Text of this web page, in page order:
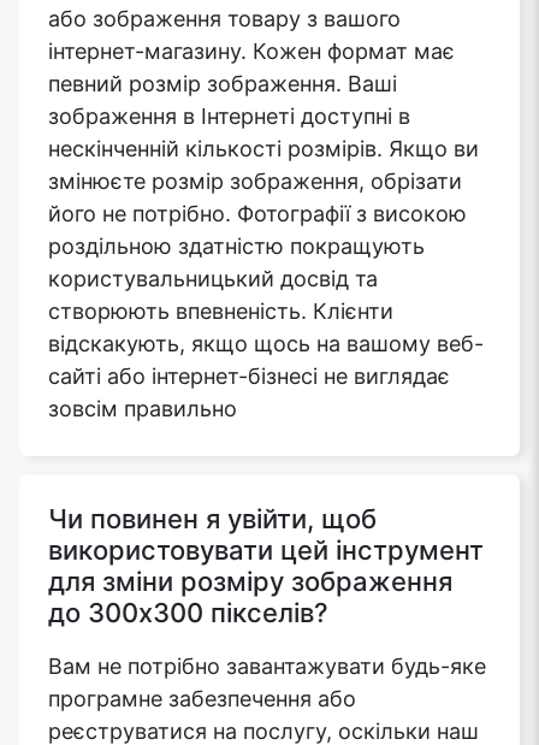
або зображення товару з вашого
інтернет-магазину. Кожен формат має
певний розмір зображення. Ваші
зображення в Інтернеті доступні в
нескінченній кількості розмірів. Якщо ви
змінюєте розмір зображення, обрізати
його не потрібно. Фотографії з високою
роздільною здатністю покращують
користувальницький досвід та
створюють впевненість. Клієнти
відскакують, якщо щось на вашому веб-
сайті або інтернет-бізнесі не виглядає
зовсім правильно
Чи повинен я увійти, щоб
використовувати цей інструмент
для зміни розміру зображення
до 300x300 пікселів?
Вам не потрібно завантажувати будь-яке
програмне забезпечення або
реєструватися на послугу, оскільки наш